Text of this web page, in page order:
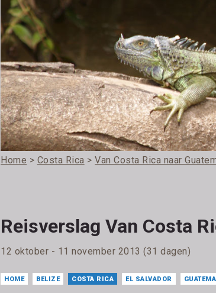
Home > Costa Rica >Van Costa Rica naar
Reisverslag Van Costa
12 oktober - 11 november 2013 (31 dagen)
HOME BELIZE COSTA RICA EL SALVADOR